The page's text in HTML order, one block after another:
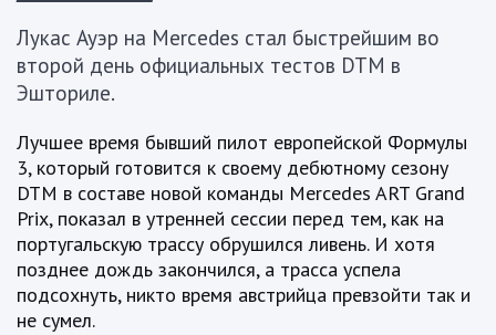
Лукас Ауэр на Mercedes стал быстрейшим во
второй день официальных тестов DTM в
Эшториле.
Лучшее время бывший пилот европейской Формулы
3, который готовится к своему дебютному сезону
DTM в составе новой команды Mercedes ART Grand
Prix, показал в утренней сессии перед тем, как на
португальскую трассу обрушился ливень. И хотя
позднее дождь закончился, а трасса успела
подсохнуть, никто время австрийца превзойти так и
не сумел.